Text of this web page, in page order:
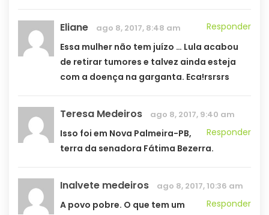
Eliane ago 8, 2017, 8:48 am
Responder
Essa mulher não tem juízo … Lula acabou
de retirar tumores e talvez ainda esteja
com a doença na garganta. Eca!rsrsrs
Teresa Medeiros ago 8, 2017, 9:40 am
Responder
Isso foi em Nova Palmeira-PB,
terra da senadora Fátima Bezerra.
Inalvete medeiros ago 8, 2017, 10:36 am
Responder
A povo pobre. O que tem um